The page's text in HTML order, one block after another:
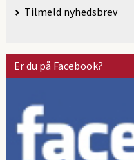
Tilmeld nyhedsbrev
Er du på Facebook?